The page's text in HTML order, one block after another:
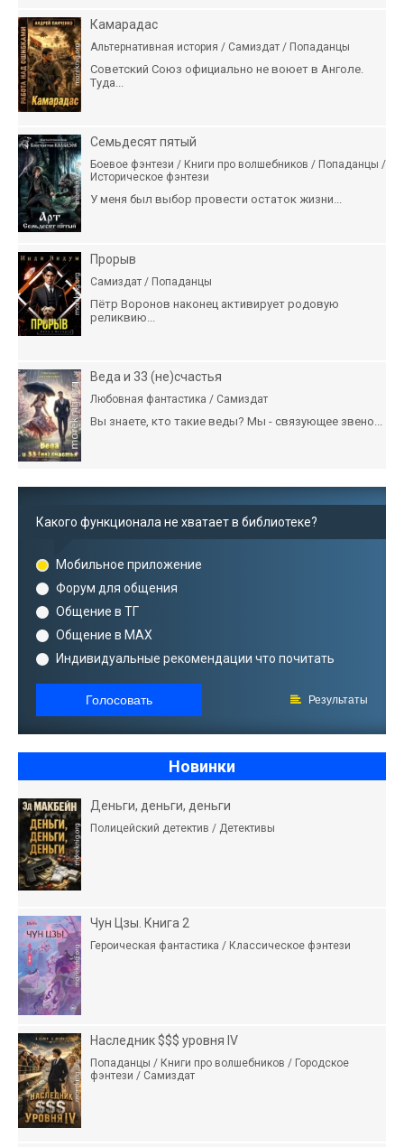
Камарадас
Альтернативная история / Самиздат / Попаданцы
Советский Союз официально не воюет в Анголе.
Туда...
Семьдесят пятый
Боевое фэнтези / Книги про волшебников / Попаданцы /
Историческое фэнтези
У меня был выбор провести остаток жизни...
Прорыв
Самиздат / Попаданцы
Пётр Воронов наконец активирует родовую
реликвию...
Веда и 33 (не)счастья
Любовная фантастика / Самиздат
Вы знаете, кто такие веды? Мы - связующее звено...
Какого функционала не хватает в библиотеке?
Мобильное приложение
Форум для общения
Общение в ТГ
Общение в MAX
Индивидуальные рекомендации что почитать
Голосовать Результаты
Новинки
Деньги, деньги, деньги
Полицейский детектив / Детективы
Чун Цзы. Книга 2
Героическая фантастика / Классическое фэнтези
Наследник $$$ уровня IV
Попаданцы / Книги про волшебников / Городское
фэнтези / Самиздат